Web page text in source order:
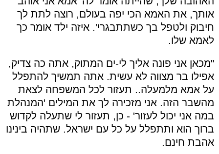
אותך, את האמא הכי יפה בעולם, רוצה לתת לך
חיבוק ולטפל בך כשתתבגרי'. איזה ילד אומר כך
לאמא שלו.
"מכאן אני פונה אליך לי-ים המתוק, אתה כה צדיק,
אפילו בר מצווה לא עשית. אתה תמשיך להתפלל
על אמא מלמעלה.. תעזור לכל המשפחה לצאת
מהשבר הזה. אני מזכירה לך את המילים 'המנהלת
במה אני יכול לעזור' - כן, תעזור לי שתעלה לקדוש
ברוך הוא ותתפלל על כל עם ישראל. שתהיה בינינו
אהבת חינם.